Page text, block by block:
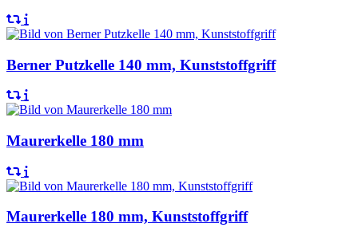
Berner Putzkelle 140 mm, Kunststoffgriff
Maurerkelle 180 mm
Maurerkelle 180 mm, Kunststoffgriff